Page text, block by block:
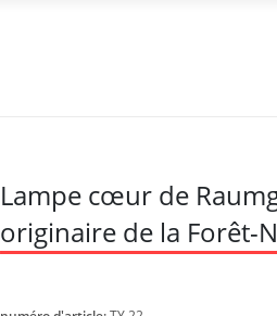
Lampe cœur de
originaire de la Forêt-